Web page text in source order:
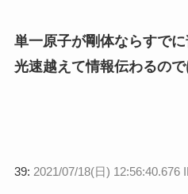
単一原子が剛体ならすで
光速越えて情報伝わるの
39: 2021/07/18(日) 12:56:40.676